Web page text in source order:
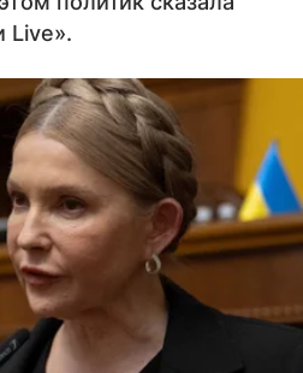
Live».